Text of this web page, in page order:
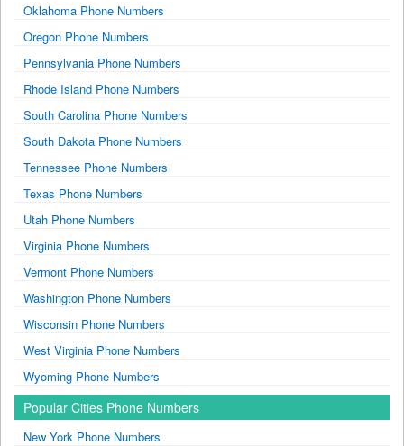
Oklahoma Phone Numbers
Oregon Phone Numbers
Pennsylvania Phone Numbers
Rhode Island Phone Numbers
South Carolina Phone Numbers
South Dakota Phone Numbers
Tennessee Phone Numbers
Texas Phone Numbers
Utah Phone Numbers
Virginia Phone Numbers
Vermont Phone Numbers
Washington Phone Numbers
Wisconsin Phone Numbers
West Virginia Phone Numbers
Wyoming Phone Numbers
Popular Cities Phone Numbers
New York Phone Numbers